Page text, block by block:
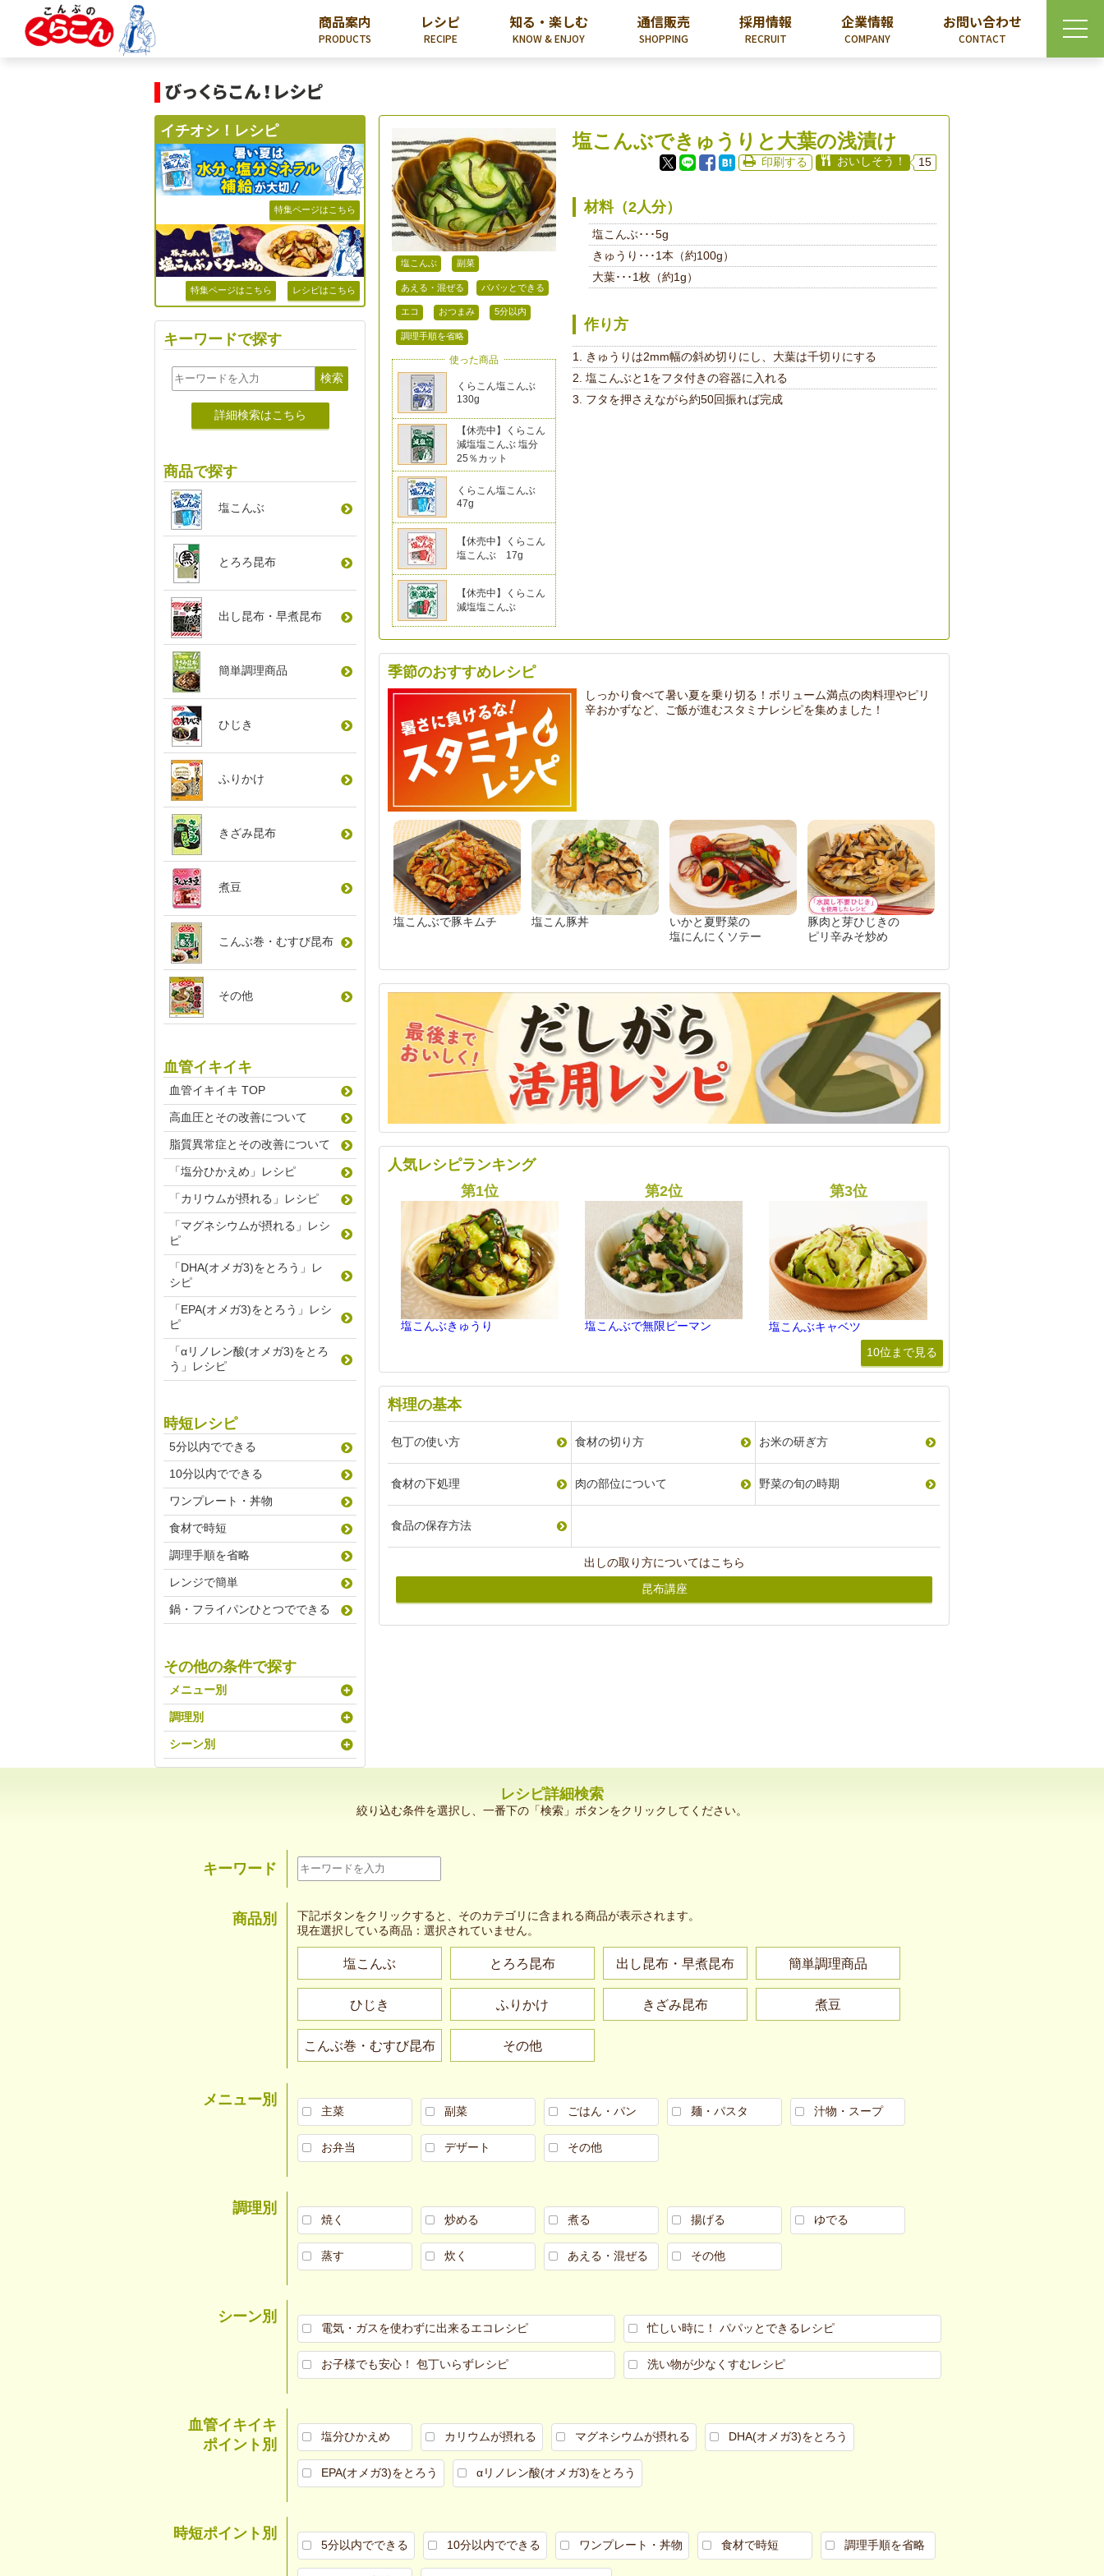
商品案内
PRODUCTS
レシピ
RECIPE
知る・楽しむ
KNOW & ENJOY
通信販売
SHOPPING
採用情報
RECRUIT
企業情報
COMPANY
お問い合わせ
CONTACT
塩こんぶ 副菜
あえる・混ぜる パパッとできる
エコ おつまみ 5分以内
調理手順を省略
使った商品
くらこん塩こんぶ
130g
【休売中】くらこん
減塩塩こんぶ 塩分
25％カット
くらこん塩こんぶ
47g
【休売中】くらこん
塩こんぶ 17g
【休売中】くらこん
減塩塩こんぶ
塩こんぶできゅうりと大葉の浅漬け
印刷する おいしそう！ 15
材料（2人分）
塩こんぶ･･･5g
きゅうり･･･1本（約100g）
大葉･･･1枚（約1g）
作り方
きゅうりは2mm幅の斜め切りにし、大葉は千切りにする
塩こんぶと1をフタ付きの容器に入れる
フタを押さえながら約50回振れば完成
季節のおすすめレシピ
しっかり食べて暑い夏を乗り切る！ボリューム満点の肉料理やピリ
辛おかずなど、ご飯が進むスタミナレシピを集めました！
塩こんぶで豚キムチ 塩こん豚丼
いかと夏野菜の
塩にんにくソテー
豚肉と芽ひじきの
ピリ辛みそ炒め
人気レシピランキング
塩こんぶきゅうり 塩こんぶで無限ピーマン
塩こんぶキャベツ
10位まで見る
料理の基本
包丁の使い方 食材の切り方 お米の研ぎ方
食材の下処理 肉の部位について 野菜の旬の時期
食品の保存方法
出しの取り方についてはこちら
昆布講座
イチオシ！レシピ
特集ページはこちら
特集ページはこちら レシピはこちら
キーワードで探す
詳細検索はこちら
商品で探す
塩こんぶ
とろろ昆布
出し昆布 ・ 早煮昆布
簡単調理商品
ひじき
ふりかけ
きざみ昆布
煮豆
こんぶ巻 ・ むすび昆布
その他
血管イキイキ
血管イキイキ TOP
高血圧とその改善について
脂質異常症とその改善について
「塩分ひかえめ」レシピ
「カリウムが摂れる」レシピ
「マグネシウムが摂れる」レシ
ピ
「DHA(オメガ3)をとろう」レ
シピ
「EPA(オメガ3)をとろう」レシ
ピ
「αリノレン酸(オメガ3)をとろ
う」レシピ
時短レシピ
5分以内でできる
10分以内でできる
ワンプレート・丼物
食材で時短
調理手順を省略
レンジで簡単
鍋・フライパンひとつでできる
その他の条件で探す
メニュー別
調理別
シーン別
レシピ詳細検索
絞り込む条件を選択し、一番下の「検索」ボタンをクリックしてください。
キーワード
商品別
下記ボタンをクリックすると、そのカテゴリに含まれる商品が表示されます。
現在選択している商品： 選択されていません。
塩こんぶ とろろ昆布 出し昆布・早煮昆布 簡単調理商品
ひじき ふりかけ きざみ昆布 煮豆
こんぶ巻・むすび昆布 その他
メニュー別
主菜 副菜 ごはん・パン 麺・パスタ 汁物・スープ
お弁当 デザート その他
調理別
焼く 炒める 煮る 揚げる ゆでる
蒸す 炊く あえる・混ぜる その他
シーン別
電気・ガスを使わずに出来るエコレシピ 忙しい時に！ パパッとできるレシピ
お子様でも安心！ 包丁いらずレシピ 洗い物が少なくすむレシピ
血管イキイキ
ポイント別
塩分ひかえめ カリウムが摂れる マグネシウムが摂れる DHA(オメガ3)をとろう
EPA(オメガ3)をとろう αリノレン酸(オメガ3)をとろう
時短ポイント別
5分以内でできる 10分以内でできる ワンプレート・丼物 食材で時短 調理手順を省略